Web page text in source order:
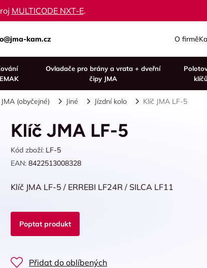
MULTICODE NXT-E.
kam.cz O firmě
Ovladače pro brány a vrata + dveřní
čipy JMA
klíčů
(obyčejné) Jiné Jízdní kolo Klíč JMA LF-5
Klíč JMA LF-5
Kód zboží: LF-5
EAN: 8422513008328
Klíč JMA LF-5 / ERREBI LF24R / SILCA LF11
Poptat produkt
Přidat do oblíbených